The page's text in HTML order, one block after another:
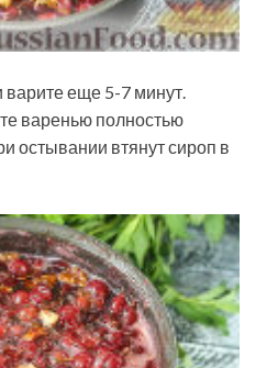
варите еще 5-7 минут.
варенью полностью
остывании втянут сироп в